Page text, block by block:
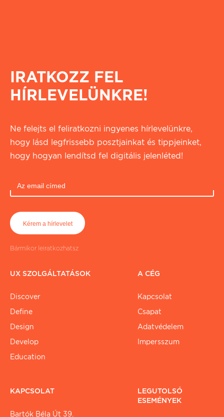
IRATKOZZ FEL
HÍRLEVELÜNKRE!
Ne felejts el feliratkozni ingyenes hírlevelünkre,
hogy lásd legfrissebb posztjainkat és tippjeinket,
hogy hogyan lendítsd fel digitális jelenléted!
Bármikor leiratkozhatsz
UX SZOLGÁLTATÁSOK
Discover
Define
Design
Develop
Education
A CÉG
Kapcsolat
Csapat
Adatvédelem
Impersszum
KAPCSOLAT
Bartók Béla Út 39.
LEGUTOLSÓ
ESEMÉNYEK